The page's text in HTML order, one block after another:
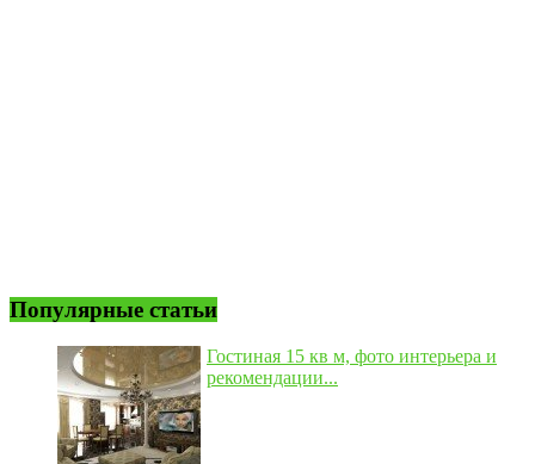
Популярные статьи
Гостиная 15 кв м, фото интерьера и
рекомендации...